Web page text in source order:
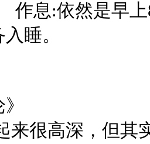
作息:依然是早
睡。
很高深，但其